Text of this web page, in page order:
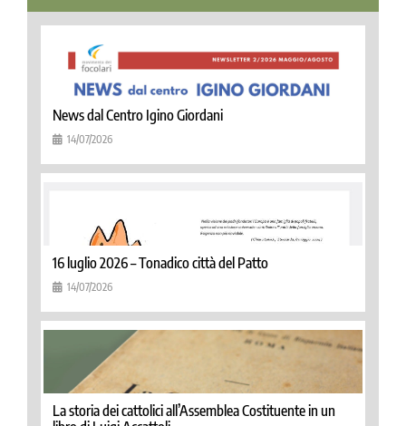
News dal Centro Igino Giordani
14/07/2026
16 luglio 2026 – Tonadico città del Patto
14/07/2026
La storia dei cattolici all’Assemblea Costituente in un